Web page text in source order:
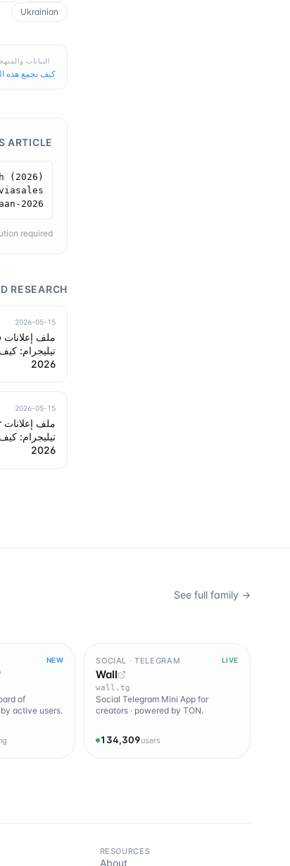
Ukrainian
البيانات
كيف نجمع هذه
ARTICLE
2026
required.
RESEARCH
2026-05-15
2026
2026-05-15
2026
RESOURCES
About
See full family →
NEW
of
active users.
SOCIAL · TELEGRAM LIVE
Wall
wall.tg
Social Telegram Mini App for
creators · powered by TON.
134,309users